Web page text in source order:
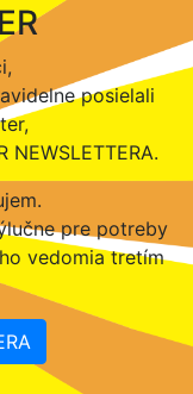
posielali
pre potreby
vedomia tretím